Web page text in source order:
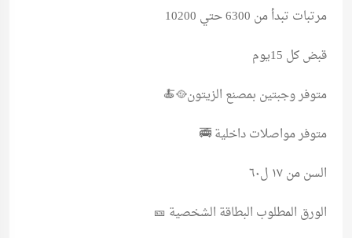
مرتبات تبدأ من 6300 حتي 10200
قبض كل 15يوم
متوفر وجبتين بمصنع الزيتون🥘🍝
متوفر مواصلات داخلية 🚎
السن من ١٧ ل٦٠
الورق المطلوب البطاقة الشخصية 🎫